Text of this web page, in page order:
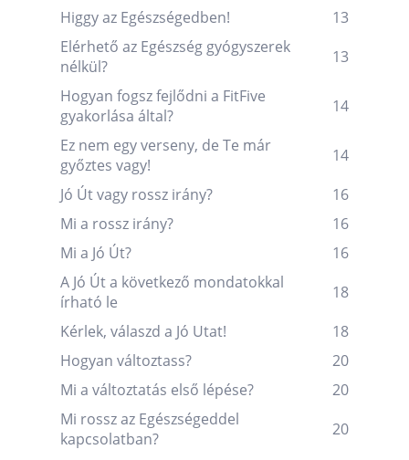
Higgy az Egészségedben!
13
Elérhető az Egészség gyógyszerek
nélkül?
13
Hogyan fogsz fejlődni a FitFive
gyakorlása által?
14
Ez nem egy verseny, de Te már
győztes vagy!
14
Jó Út vagy rossz irány?
16
Mi a rossz irány?
16
Mi a Jó Út?
16
A Jó Út a következő mondatokkal
írható le
18
Kérlek, válaszd a Jó Utat!
18
Hogyan változtass?
20
Mi a változtatás első lépése?
20
Mi rossz az Egészségeddel
kapcsolatban?
20